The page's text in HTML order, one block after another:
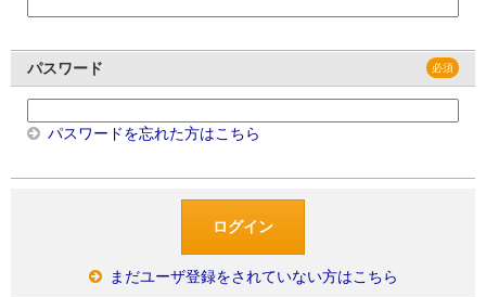
パスワード
パスワードを忘れた方はこちら
まだユーザ登録をされていない方はこちら